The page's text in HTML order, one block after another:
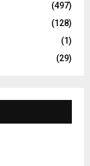
(497)
(128)
(1)
(29)